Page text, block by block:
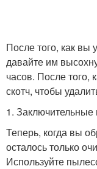
После того, как вы
давайте им
часов. После того,
скотч, чтобы
1. Заключительные
Теперь, когда вы
осталось только
Используйте